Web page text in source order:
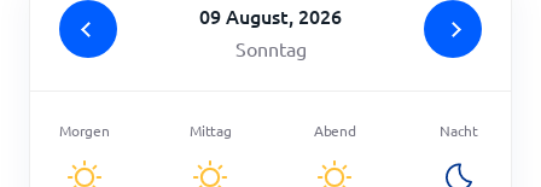
09 August, 2026
Sonntag
Morgen Mittag Abend Nacht